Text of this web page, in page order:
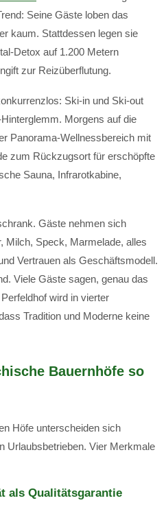
Seine Gäste loben das
kaum. Stattdessen legen sie
Detox auf 1.200 Metern
zur Reizüberflutung.
Ski-in und Ski-out
Morgens auf die
Panorama-Wellnessbereich mit
zum Rückzugsort für erschöpfte
Sauna, Infrarotkabine,
Gäste nehmen sich
Milch, Speck, Marmelade, alles
Vertrauen als Geschäftsmodell.
Viele Gäste sagen, genau das
wird in vierter
Tradition und Moderne keine
Bauernhöfe so
Höfe unterscheiden sich
Urlaubsbetrieben. Vier Merkmale
als Qualitätsgarantie